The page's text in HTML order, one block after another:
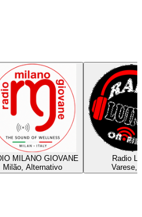
MILANO GIOVANE
Milão, Alternativo
Radio
Varese,